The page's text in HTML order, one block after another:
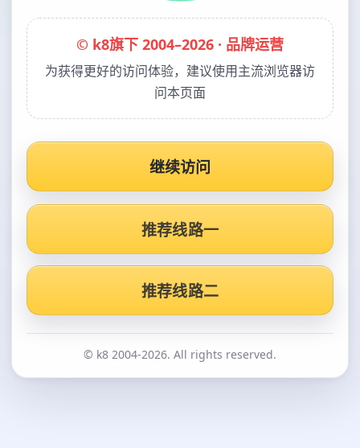
© k8旗下 2004–2026 · 品牌运营
为获得更好的访问体验，建议使用主流浏览器访
问本页面
继续访问
推荐线路一
推荐线路二
© k8 2004-2026. All rights reserved.